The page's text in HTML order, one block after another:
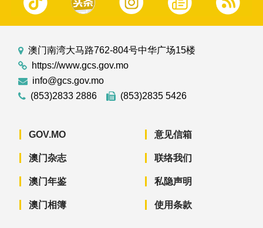
澳门南湾大马路762-804号中华广场15楼
https://www.gcs.gov.mo
info@gcs.gov.mo
(853)2833 2886
(853)2835 5426
GOV.MO
澳门杂志
澳门年鉴
澳门相簿
意见信箱
联络我们
私隐声明
使用条款